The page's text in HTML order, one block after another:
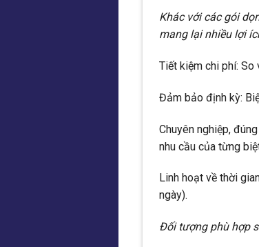
Khác với các gói
mang lại nhiều lợi
Tiết kiệm chi phí:
Đảm bảo định kỳ:
Chuyên nghiệp,
nhu cầu của từng
Linh hoạt về thời
ngày).
Đối tượng phù hợp